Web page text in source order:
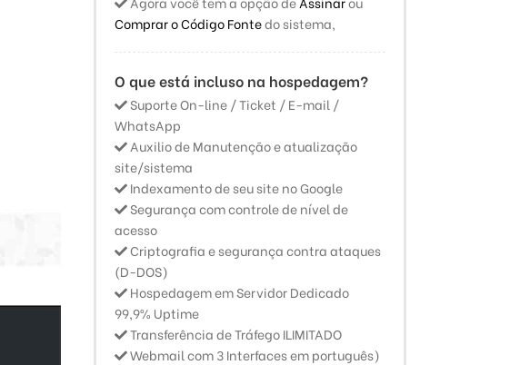
Comprar o Código Fontedo sistema,
O que está incluso na hospedagem?
Suporte On-line / Ticket / E-mail /
WhatsApp
Auxilio de Manutenção e atualização
site/sistema
Indexamento de seu site no Google
Segurança com controle de nível de
acesso
Criptografia e segurança contra ataques
(D-DOS)
Hospedagem em Servidor Dedicado
99,9% Uptime
Transferência de Tráfego ILIMITADO
Webmail com 3 Interfaces em português)